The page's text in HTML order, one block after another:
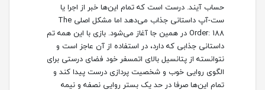
حساب آیند. درست است که تمام این‌ها خبر از اجرا یا
ست-آپ داستانی جذاب می‌دهد اما مشکل اصلی The
Order: 188 در همین جا آغاز می‌شود. بازی با این همه تم
داستانی جذابی که دارد، در استفاده از آن عاجز است و
نتوانسته از پتانسیل بالای اتمسفر خود فضای درستی برای
الگوی روایی خوب و شخصیت پردازی درست پیدا کند و
تمام این‌ها صرفا در حد یک بستر روایی نصفه و نیمه